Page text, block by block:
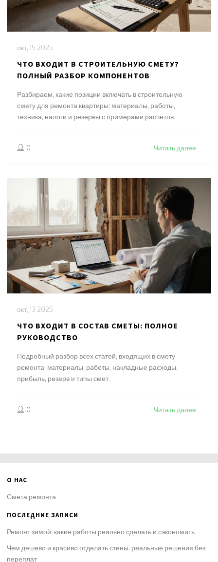
окт, 15 2025
ЧТО ВХОДИТ В СТРОИТЕЛЬНУЮ СМЕТУ?
ПОЛНЫЙ РАЗБОР КОМПОНЕНТОВ
Разбираем, какие позиции включать в строительную
смету для ремонта квартиры: материалы, работы,
техника, налоги и резервы с примерами расчётов.
0 Читать далее
окт, 13 2025
ЧТО ВХОДИТ В СОСТАВ СМЕТЫ: ПОЛНОЕ
РУКОВОДСТВО
Подробный разбор всех статей, входящих в смету
ремонта: материалы, работы, накладные расходы,
прибыль, резерв и типы смет.
0 Читать далее
О НАС
Смета ремонта
ПОСЛЕДНИЕ ЗАПИСИ
Ремонт зимой: какие работы реально сделать и сэкономить
Чем дешево и красиво отделать стены: реальные решения без
переплат